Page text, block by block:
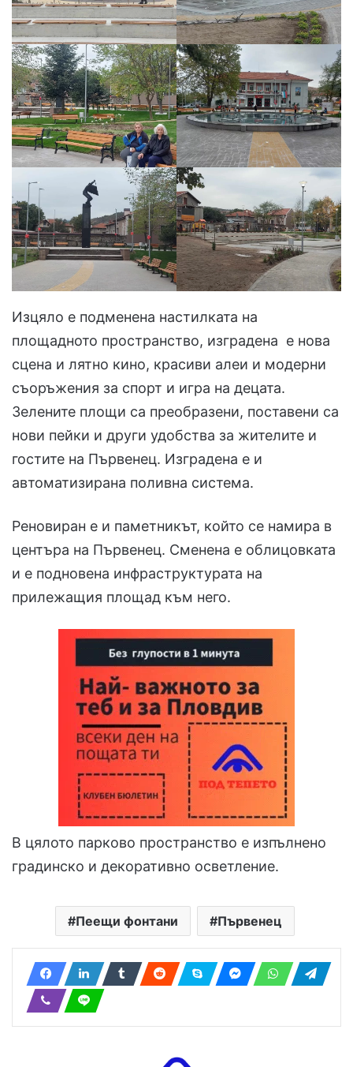
Изцяло е подменена настилката на
площадното пространство, изградена е нова
сцена и лятно кино, красиви алеи и модерни
съоръжения за спорт и игра на децата.
Зелените площи са преобразени, поставени са
нови пейки и други удобства за жителите и
гостите на Първенец. Изградена е и
автоматизирана поливна система.
Реновиран е и паметникът, който се намира в
центъра на Първенец. Сменена е облицовката
и е подновена инфраструктурата на
прилежащия площад към него.
В цялото парково пространство е изпълнено
градинско и декоративно осветление.
Пеещи фонтани Първенец